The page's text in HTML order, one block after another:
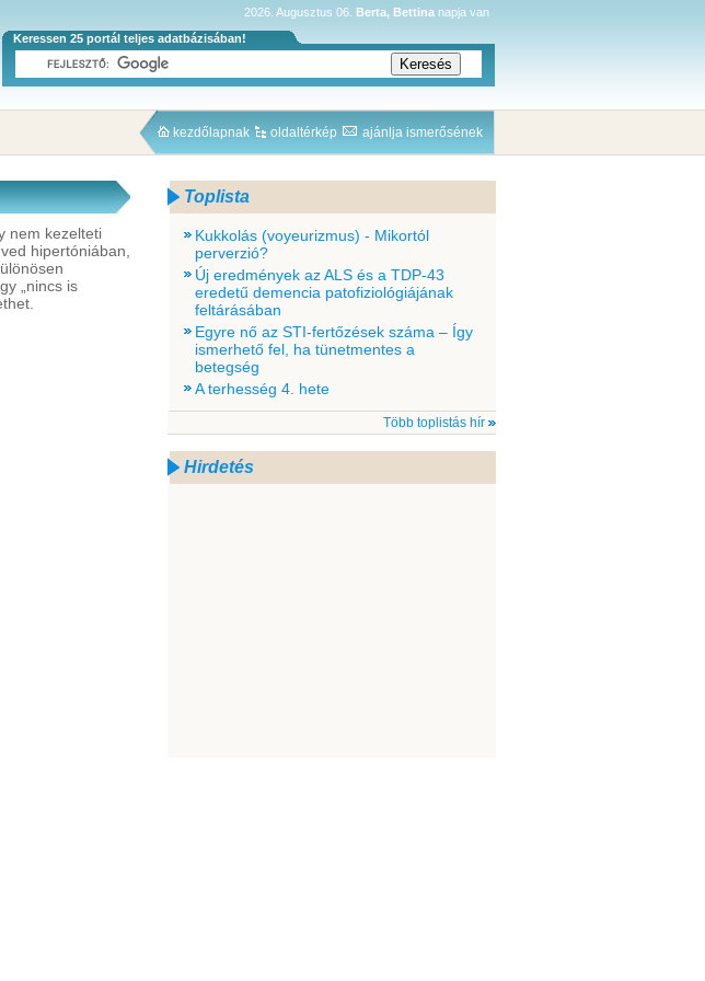
2026. Augusztus 06. Berta, Bettina napja van
Keressen 25 portál teljes adatbázisában!
kezdőlapnak oldaltérkép ajánlja ismerősének
nem kezelteti
hipertóniában,
„nincs is
Toplista
Kukkolás (voyeurizmus) - Mikortól
perverzió?
Új eredmények az ALS és a TDP-43
eredetű demencia patofiziológiájának
feltárásában
Egyre nő az STI-fertőzések száma – Így
ismerhető fel, ha tünetmentes a
betegség
A terhesség 4. hete
Több toplistás hír
Hirdetés